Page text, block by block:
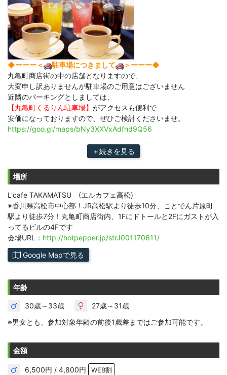
場所
L'cafe TAKAMATSU (エルカフェ高松)
※香川県高松市中心部！JR高松駅より徒歩10分、ことでん片原町
駅より徒歩7分！丸亀町商店街内、1Fにドトールと2Fにガストが入
ってるビルの4Fです
会場URL： http://hotpepper.jp/strJ001170611/
Google Mapで見る
年齢
30歳～33歳
27歳～31歳
※男女とも、参加対象年齢の前後1歳差まではご参加可能です。
金額
6,500円 / 4,800円 WEB割
◆ーーー＜ 駐車場につきまして
＞ーーー◆
丸亀町商店街の中の店舗となりますので、
大変申し訳ありませんが駐車場のご用意はございません
近隣のパーキングとしましては、
【丸亀町くるりん駐車場】 がアクセスも便利で
安価になっておりますので、ぜひご検討くださいませ。
https://goo.gl/maps/bNy3XXVxAdfhd9Q56
＋続きを見る